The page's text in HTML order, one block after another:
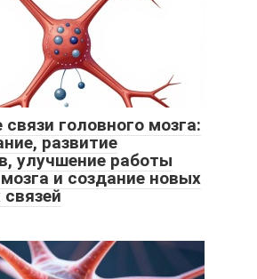
головного мозга:
развитие
улучшение работы
и создание новых